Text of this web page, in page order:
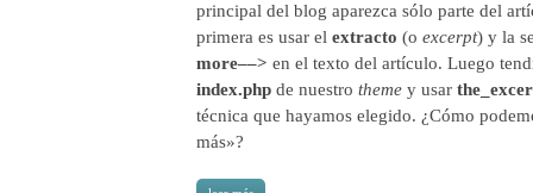
principal del blog aparezca sólo parte del
primera es usar el extracto (o excerpt) y la
more––> en el texto del artículo. Luego
index.php de nuestro theme y usar
técnica que hayamos elegido. ¿Cómo
más»?